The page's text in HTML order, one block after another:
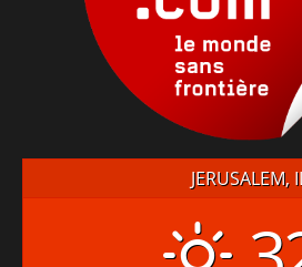
JERUSALEM,